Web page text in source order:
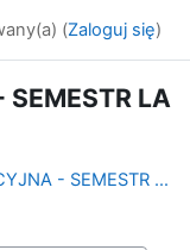
(Zaloguj się)
LA
SESJA EGZAMINACYJNA - SEMESTR LATO 2020/2021